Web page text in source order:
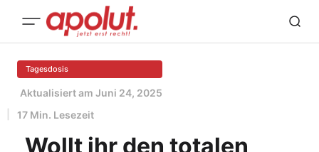
Tagesdosis
Aktualisiert am Juni 24, 2025
17 Min. Lesezeit
„Wollt ihr den totalen